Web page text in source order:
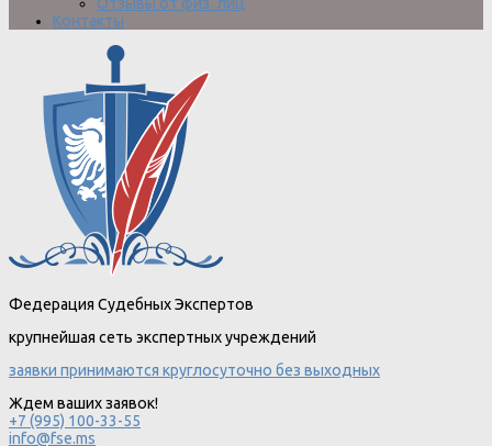
Отзывы от физ. лиц
Контакты
Федерация Судебных Экспертов
крупнейшая сеть экспертных учреждений
заявки принимаются круглосуточно без выходных
Ждем ваших заявок!
+7 (995) 100-33-55
info@fse.ms